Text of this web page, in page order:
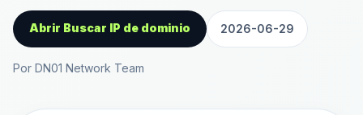
Abrir Buscar IP de dominio 2026-06-29
Por DN01 Network Team